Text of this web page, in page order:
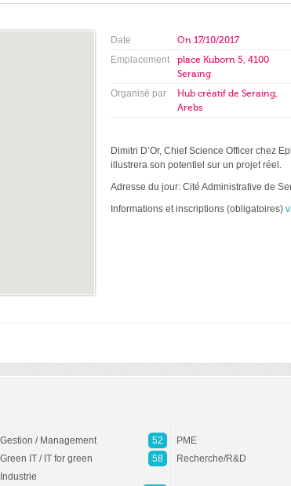
Date On 17/10/2017
Emplacement
place Kuborn 5, 4100
Seraing
Organisé par
Hub créatif de Seraing,
Arebs
Dimitri D’Or, Chief Science Officer chez
illustrera son potentiel sur un projet réel.
Adresse du jour: Cité Administrative de
Informations et inscriptions (obligatoires)
Gestion / Management
52
Green IT / IT for green
58
Industrie
PME
Recherche/R&D